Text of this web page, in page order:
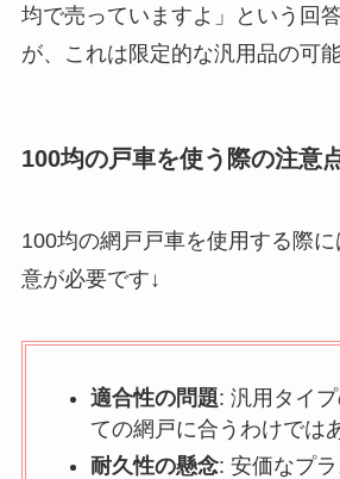
均で売っていますよ」という回
が、これは限定的な汎用品の可
100均の戸車を使う際の注意
100均の網戸戸車を使用する際
意が必要です↓
適合性の問題: 汎用タイ
ての網戸に合うわけでは
耐久性の懸念: 安価なプ